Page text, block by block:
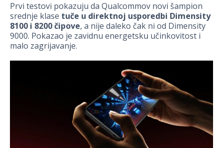
Prvi testovi pokazuju da Qualcommov novi šampion
srednje klase tuče u direktnoj usporedbi Dimensity
8100 i 8200 čipove, a nije daleko čak ni od Dimensity
9000. Pokazao je zavidnu energetsku učinkovitost i
malo zagrijavanje.